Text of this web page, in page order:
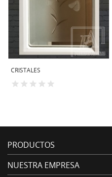
CRISTALES
PRODUCTOS
NUESTRA EMPRESA